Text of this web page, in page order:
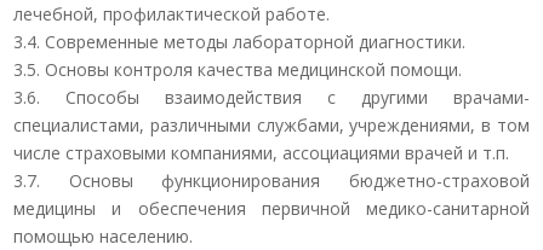
лечебной, профилактической работе.
3.4. Современные методы лабораторной диагностики.
3.5. Основы контроля качества медицинской помощи.
3.6. Способы взаимодействия с другими врачами-
специалистами, различными службами, учреждениями, в том
числе страховыми компаниями, ассоциациями врачей и т.п.
3.7. Основы функционирования бюджетно-страховой
медицины и обеспечения первичной медико-санитарной
помощью населению.